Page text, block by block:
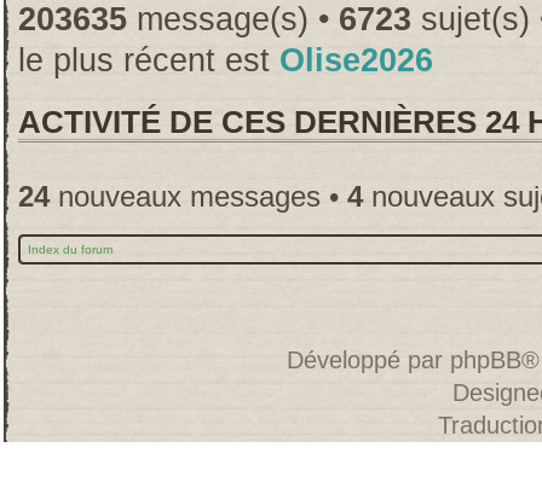
203635 message(s) • 6723 sujet(s)
le plus récent est Olise2026
ACTIVITÉ DE CES DERNIÈRES 24
24nouveaux messages • 4nouveaux
Index du forum
Développé par phpBB®